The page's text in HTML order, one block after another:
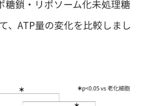
糖鎖・リポソーム化未処理糖
、ATP量の変化を比較しまし